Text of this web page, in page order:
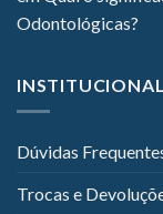
Odontológicas?
INSTITUCIONAL
Dúvidas
Trocas e